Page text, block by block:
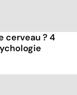
cerveau ? 4